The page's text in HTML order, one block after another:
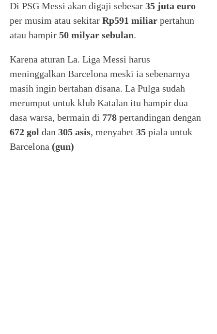
Di PSG Messi akan digaji sebesar 35 juta euro
per musim atau sekitar Rp591 miliar pertahun
atau hampir 50 milyar sebulan.
Karena aturan La. Liga Messi harus
meninggalkan Barcelona meski ia sebenarnya
masih ingin bertahan disana. La Pulga sudah
merumput untuk klub Katalan itu hampir dua
dasa warsa, bermain di 778 pertandingan dengan
672 gol dan 305 asis, menyabet 35 piala untuk
Barcelona (gun)